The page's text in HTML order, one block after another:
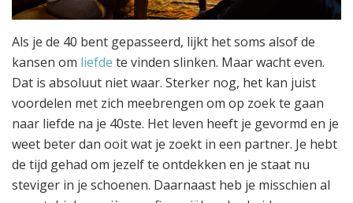
Als je de 40 bent gepasseerd, lijkt het soms alsof de
kansen om liefde te vinden slinken. Maar wacht even.
Dat is absoluut niet waar. Sterker nog, het kan juist
voordelen met zich meebrengen om op zoek te gaan
naar liefde na je 40ste. Het leven heeft je gevormd en je
weet beter dan ooit wat je zoekt in een partner. Je hebt
de tijd gehad om jezelf te ontdekken en je staat nu
steviger in je schoenen. Daarnaast heb je misschien al